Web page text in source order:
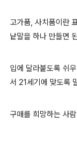
고가품, 사치품이란
낱말을 하나 만들면
입에 달라붙도록 쉬
서 21세기에 맞도록
구매를 희망하는 사